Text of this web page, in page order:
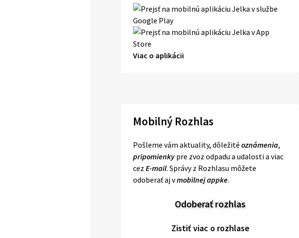
Viac o aplikácii
Mobilný Rozhlas
Pošleme vám aktuality, dôležité oznámenia,
pripomienky pre zvoz odpadu a udalosti a viac
cez E-mail. Správy z Rozhlasu môžete
odoberať aj vmobilnej appke.
Odoberať rozhlas
Zistiť viac o rozhlase